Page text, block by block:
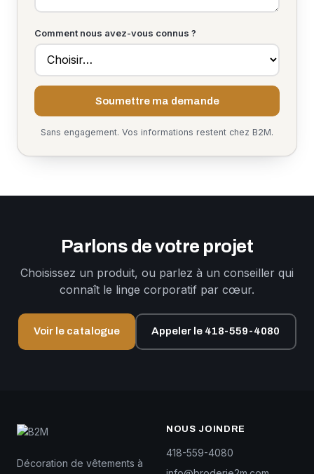
Comment nous avez-vous connus ?
Soumettre ma demande
Sans engagement. Vos informations restent chez B2M.
Parlons de votre projet
Choisissez un produit, ou parlez à un conseiller qui
connaît le linge corporatif par cœur.
Voir le catalogue Appeler le 418-559-4080
Décoration de vêtements à
NOUS JOINDRE
418-559-4080